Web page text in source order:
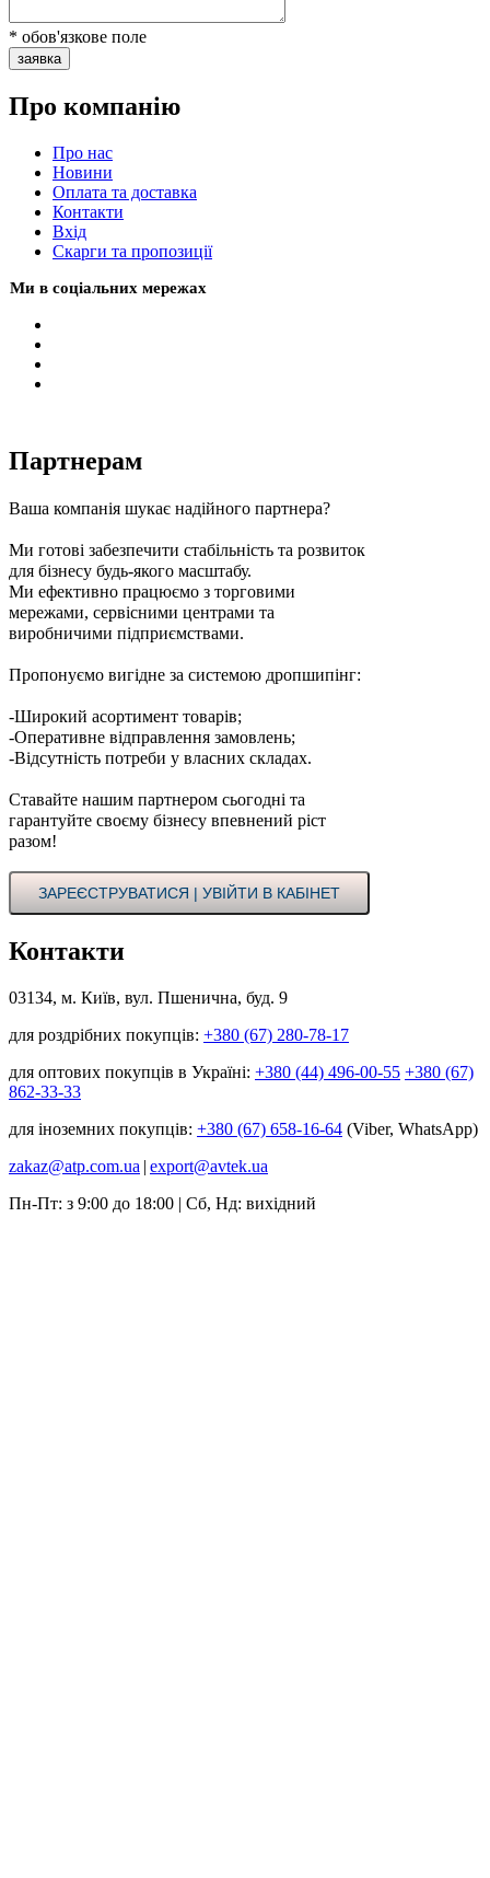
* обов'язкове поле
заявка
Про компанію
Про нас
Новини
Оплата та доставка
Контакти
Вхiд
Скарги та пропозиції
Ми в соціальних мережах
Партнерам
Ваша компанія шукає надійного партнера?
Ми готові забезпечити стабільність та розвиток
для бізнесу будь-якого масштабу.
Ми ефективно працюємо з торговими
мережами, сервісними центрами та
виробничими підприємствами.
Пропонуємо вигідне за системою дропшипінг:
-Широкий асортимент товарів;
-Оперативне відправлення замовлень;
-Відсутність потреби у власних складах.
Ставайте нашим партнером сьогодні та
гарантуйте своєму бізнесу впевнений ріст
разом!
ЗАРЕЄСТРУВАТИСЯ | УВІЙТИ В КАБІНЕТ
Контакти
03134, м. Київ, вул. Пшенична, буд. 9
для роздрібних покупців: +380 (67) 280-78-17
для оптових покупців в Україні: +380 (44) 496-00-55 +380 (67)
862-33-33
для іноземних покупців: +380 (67) 658-16-64 (Viber, WhatsApp)
zakaz@atp.com.ua | export@avtek.ua
Пн-Пт: з 9:00 до 18:00 | Сб, Нд: вихідний